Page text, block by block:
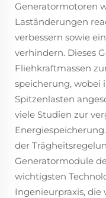
Generatormotoren
Laständerungen
verbessern sowie
verhindern. Dieses
Fliehkraftmassen
speicherung, wobei
Spitzenlasten
viele Studien zur
der
Generatormodule
wichtigsten
Ingenieurpraxis, die